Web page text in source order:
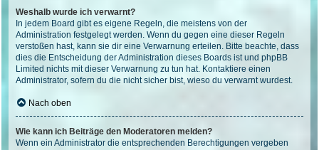
Weshalb wurde ich verwarnt?
In jedem Board gibt es eigene Regeln, die meistens von der
Administration festgelegt werden. Wenn du gegen eine dieser Regeln
verstoßen hast, kann sie dir eine Verwarnung erteilen. Bitte beachte, dass
dies die Entscheidung der Administration dieses Boards ist und phpBB
Limited nichts mit dieser Verwarnung zu tun hat. Kontaktiere einen
Administrator, sofern du die nicht sicher bist, wieso du verwarnt wurdest.
Nach oben
Wie kann ich Beiträge den Moderatoren melden?
Wenn ein Administrator die entsprechenden Berechtigungen vergeben